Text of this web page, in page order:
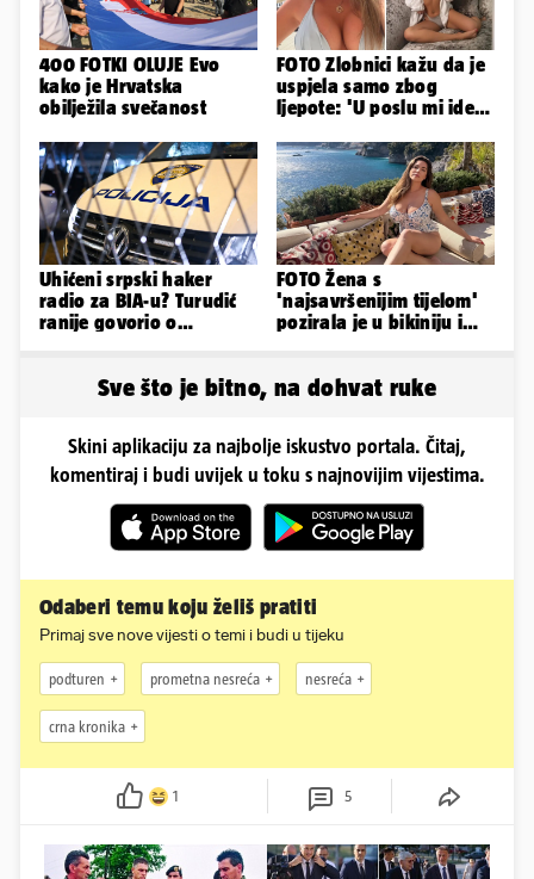
400 FOTKI OLUJE Evo
kako je Hrvatska
obilježila svečanost
FOTO Zlobnici kažu da je
uspjela samo zbog
ljepote: 'U poslu mi ide
Uhićeni srpski haker
radio za BIA-u? Turudić
ranije govorio o
FOTO Žena s
'najsavršenijim tijelom'
pozirala je u bikiniju i
Sve što je bitno, na dohvat ruke
Skini aplikaciju za najbolje iskustvo portala. Čitaj,
komentiraj i budi uvijek u toku s najnovijim vijestima.
Odaberi temu koju želiš pratiti
Primaj sve nove vijesti o temi i budi u tijeku
podturen prometna nesreća nesreća
crna kronika
1 5